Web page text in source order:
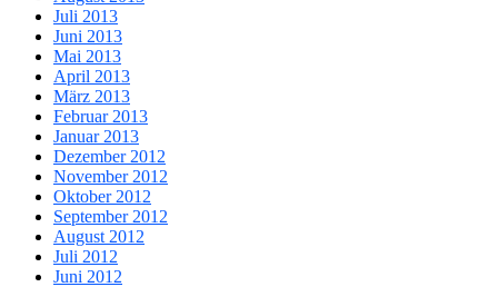
Juli 2013
Juni 2013
Mai 2013
April 2013
März 2013
Februar 2013
Januar 2013
Dezember 2012
November 2012
Oktober 2012
September 2012
August 2012
Juli 2012
Juni 2012